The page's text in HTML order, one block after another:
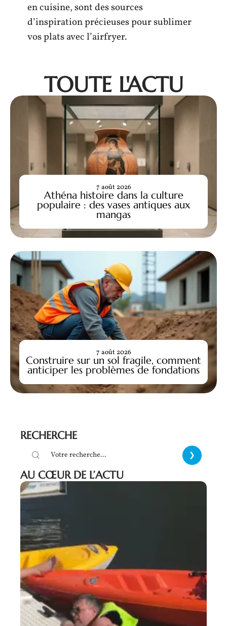
en cuisine, sont des sources
d’inspiration précieuses pour sublimer
vos plats avec l’airfryer.
TOUTE L'ACTU
Athéna histoire dans la culture
populaire : des vases antiques aux
mangas
7 août 2026
Construire sur un sol fragile, comment
anticiper les problèmes de fondations
7 août 2026
RECHERCHE
AU CŒUR DE L’ACTU